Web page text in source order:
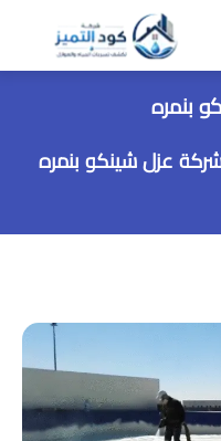
بنمره
عزل شينكو بنمره